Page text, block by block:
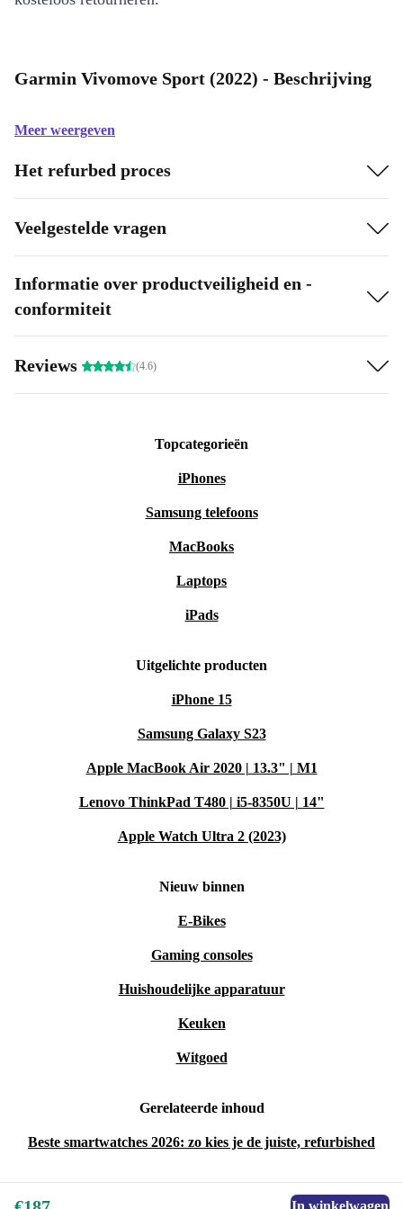
Garmin Vivomove Sport (2022) - Beschrijving
Meer weergeven
Het refurbed proces
Veelgestelde vragen
Informatie over productveiligheid en -
conformiteit
Reviews (4.6)
Topcategorieën
iPhones
Samsung telefoons
MacBooks
Laptops
iPads
Uitgelichte producten
iPhone 15
Samsung Galaxy S23
Apple MacBook Air 2020 | 13.3" | M1
Lenovo ThinkPad T480 | i5-8350U | 14"
Apple Watch Ultra 2 (2023)
Nieuw binnen
E-Bikes
Gaming consoles
Huishoudelijke apparatuur
Keuken
Witgoed
Gerelateerde inhoud
Beste smartwatches 2026: zo kies je de juiste, refurbished